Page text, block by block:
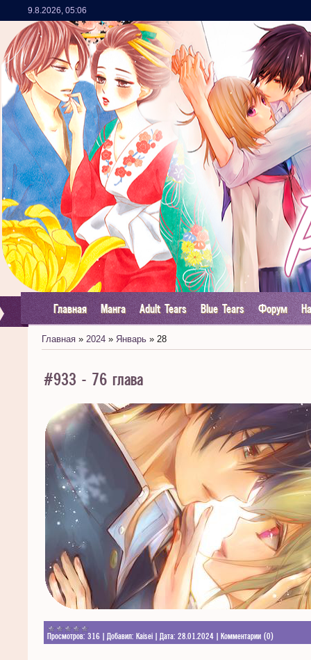
9.8.2026, 05:06
Главная Манга Adult Tears Blue Tears Форум
Главная » 2024 » Январь » 28
#933 - 76 глава
Просмотров: 316 Добавил: Kaisei Дата: 28.01.2024 Комментарии (0)